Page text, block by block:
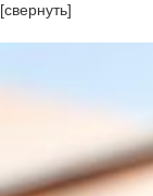
[свернуть]